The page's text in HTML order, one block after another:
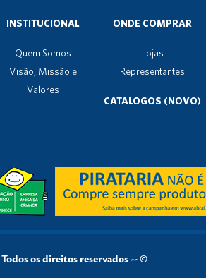
INSTITUCIONAL
Quem Somos
Visão, Missão e
Valores
ONDE COMPRAR
Lojas
Representantes
CATALOGOS (NOVO)
Todos os direitos reservados -- ©